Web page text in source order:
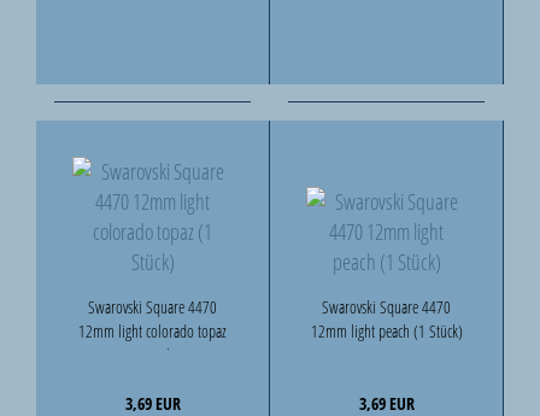
Swarovski Square 4470
12mm light colorado topaz
(1 Stück)
3,69 EUR
Swarovski Square 4470
12mm light peach (1 Stück)
3,69 EUR